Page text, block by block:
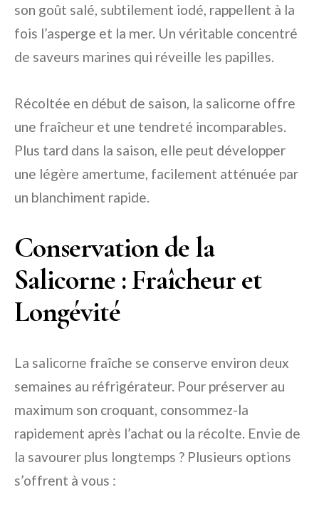
son goût salé, subtilement iodé, rappellent à la
fois l’asperge et la mer. Un véritable concentré
de saveurs marines qui réveille les papilles.
Récoltée en début de saison, la salicorne offre
une fraîcheur et une tendreté incomparables.
Plus tard dans la saison, elle peut développer
une légère amertume, facilement atténuée par
un blanchiment rapide.
Conservation de la
Salicorne : Fraîcheur et
Longévité
La salicorne fraîche se conserve environ deux
semaines au réfrigérateur. Pour préserver au
maximum son croquant, consommez-la
rapidement après l’achat ou la récolte. Envie de
la savourer plus longtemps ? Plusieurs options
s’offrent à vous :